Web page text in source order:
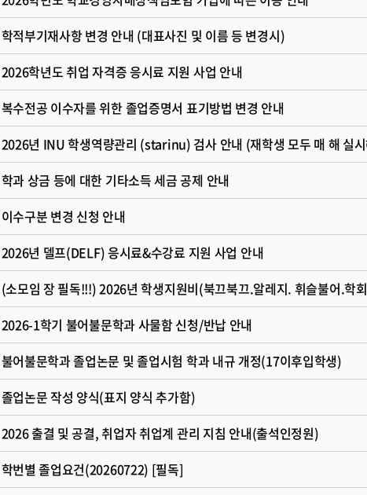
적부기재사항 변경 안내 (대표사진 및 이름 등 변경시)
학년도 취업 자격증 응시료 지원 사업 안내
수전공 이수자를 위한 졸업증명서 표기방법 변경 안내
과 상금 등에 대한 기타소득 세금 공제 안내
수구분 변경 신청 안내
년 델프(DELF) 응시료&수강료 지원 사업 안내
1학기 불어불문학과 사물함 신청/반납 안내
어불문학과 졸업논문 및 졸업시험 학과 내규 개정(17이후입학생)
업논문 작성 양식(표지 양식 추가함)
출결 및 공결, 취업자 취업계 관리 지침 안내(출석인정원)
번별 졸업요건(20260722) [필독]